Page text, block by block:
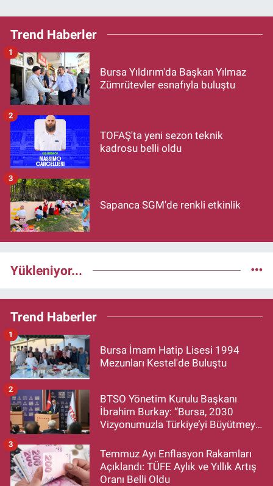
Trend Haberler
Bursa Yıldırım'da Başkan Yılmaz
Zümrütevler esnafıyla buluştu
1
TOFAŞ'ta yeni sezon teknik
kadrosu belli oldu
2
Sapanca SGM'de renkli etkinlik
3
Yükleniyor...
Trend Haberler
Bursa İmam Hatip Lisesi 1994
Mezunları Kestel'de Buluştu
1
BTSO Yönetim Kurulu Başkanı
İbrahim Burkay: “Bursa, 2030
Vizyonumuzla Türkiye’yi Büyütmeye
2
Temmuz Ayı Enflasyon Rakamları
Açıklandı: TÜFE Aylık ve Yıllık Artış
Oranı Belli Oldu
3